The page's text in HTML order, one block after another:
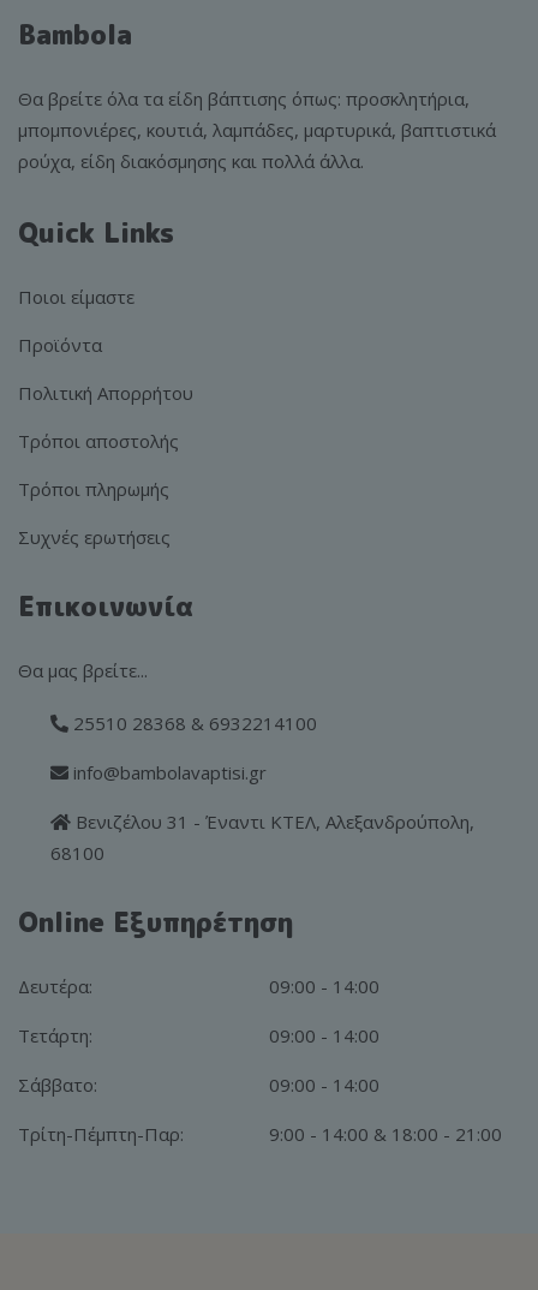
Bambola
Θα βρείτε όλα τα είδη βάπτισης όπως: προσκλητήρια,
μπομπονιέρες, κουτιά, λαμπάδες, μαρτυρικά, βαπτιστικά
ρούχα, είδη διακόσμησης και πολλά άλλα.
Quick Links
Ποιοι είμαστε
Προϊόντα
Πολιτική Απορρήτου
Τρόποι αποστολής
Τρόποι πληρωμής
Συχνές ερωτήσεις
Επικοινωνία
Θα μας βρείτε...
25510 28368 & 6932214100
info@bambolavaptisi.gr
Βενιζέλου 31 - Έναντι ΚΤΕΛ, Αλεξανδρούπολη,
68100
Online Εξυπηρέτηση
Δευτέρα: 09:00 - 14:00
Τετάρτη: 09:00 - 14:00
Σάββατο: 09:00 - 14:00
Τρίτη-Πέμπτη-Παρ: 9:00 - 14:00 & 18:00 - 21:00